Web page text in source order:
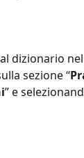
dizionario
sezione “
” e